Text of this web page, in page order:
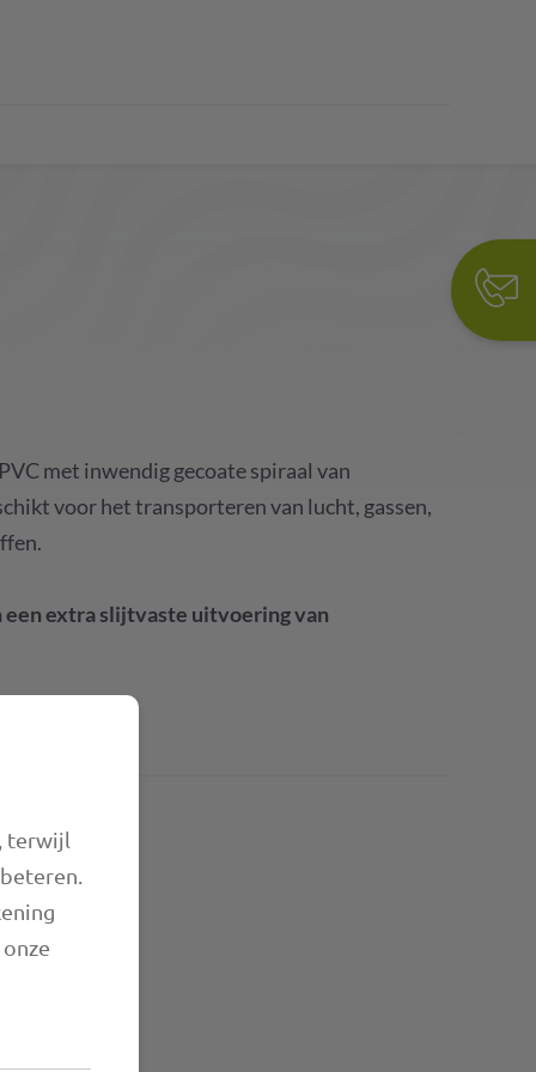
met inwendig gecoate spiraal van
voor het transporteren van lucht, gassen,
extra slijtvaste uitvoering van
terwijl